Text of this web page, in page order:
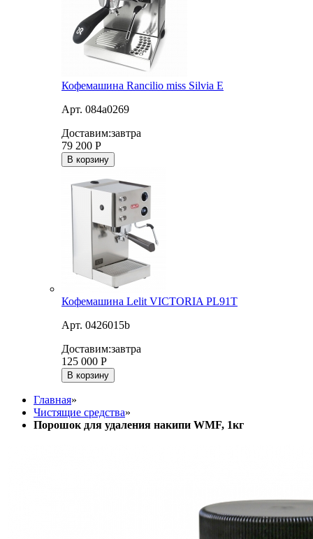
Кофемашина Rancilio miss Silvia E
Арт. 084a0269
Доставим:завтра
79 200 Р
В корзину
Кофемашина Lelit VICTORIA PL91T
Арт. 0426015b
Доставим:завтра
125 000 Р
В корзину
Главная»
Чистящие средства»
Порошок для удаления накипи WMF, 1кг